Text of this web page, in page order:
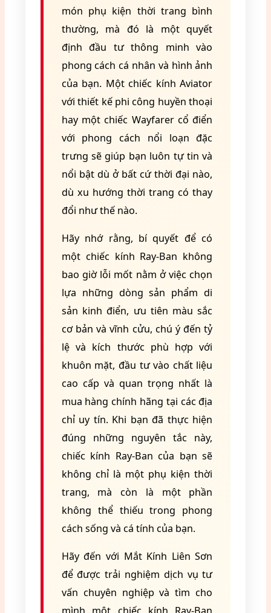
món phụ kiện thời trang bình
thường, mà đó là một quyết
định đầu tư thông minh vào
phong cách cá nhân và hình ảnh
của bạn. Một chiếc kính Aviator
với thiết kế phi công huyền thoại
hay một chiếc Wayfarer cổ điển
với phong cách nổi loạn đặc
trưng sẽ giúp bạn luôn tự tin và
nổi bật dù ở bất cứ thời đại nào,
dù xu hướng thời trang có thay
đổi như thế nào.
Hãy nhớ rằng, bí quyết để có
một chiếc kính Ray-Ban không
bao giờ lỗi mốt nằm ở việc chọn
lựa những dòng sản phẩm di
sản kinh điển, ưu tiên màu sắc
cơ bản và vĩnh cửu, chú ý đến tỷ
lệ và kích thước phù hợp với
khuôn mặt, đầu tư vào chất liệu
cao cấp và quan trọng nhất là
mua hàng chính hãng tại các địa
chỉ uy tín. Khi bạn đã thực hiện
đúng những nguyên tắc này,
chiếc kính Ray-Ban của bạn sẽ
không chỉ là một phụ kiện thời
trang, mà còn là một phần
không thể thiếu trong phong
cách sống và cá tính của bạn.
Hãy đến với Mắt Kính Liên Sơn
để được trải nghiệm dịch vụ tư
vấn chuyên nghiệp và tìm cho